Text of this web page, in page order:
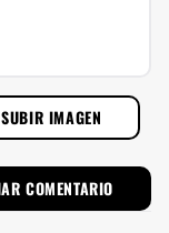
SUBIR IMAGEN